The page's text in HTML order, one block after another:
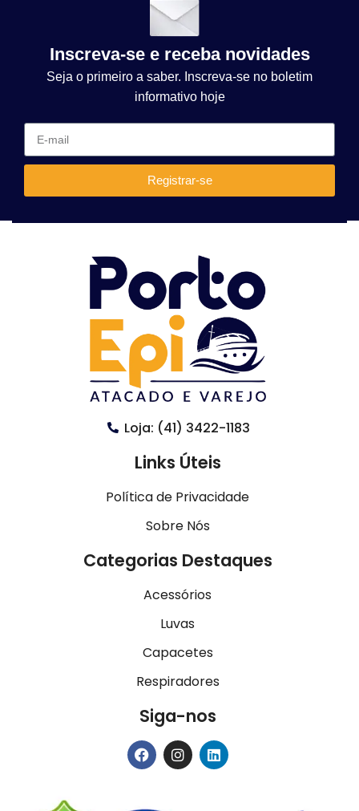
Inscreva-se e receba novidades
Seja o primeiro a saber. Inscreva-se no boletim
informativo hoje
Registrar-se
Loja: (41) 3422-1183
Links Úteis
Política de Privacidade
Sobre Nós
Categorias Destaques
Acessórios
Luvas
Capacetes
Respiradores
Siga-nos